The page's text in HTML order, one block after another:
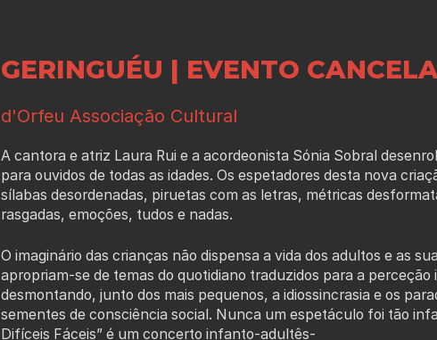
GERINGUÉU | EVENTO
d'Orfeu Associação Cultural
A cantora e atriz Laura Rui e a acordeonista Sónia Sobral
para ouvidos de todas as idades. Os espetadores desta nova
sílabas desordenadas, piruetas com as letras, métricas
rasgadas, emoções, tudos e nadas.
O imaginário das crianças não dispensa a vida dos adultos e as
apropriam-se de temas do quotidiano traduzidos para a
desmontando, junto dos mais pequenos, a idiossincrasia e os
sementes de consciência social. Nunca um espetáculo foi tão
Difíceis Fáceis” é um concerto infanto-adultês-